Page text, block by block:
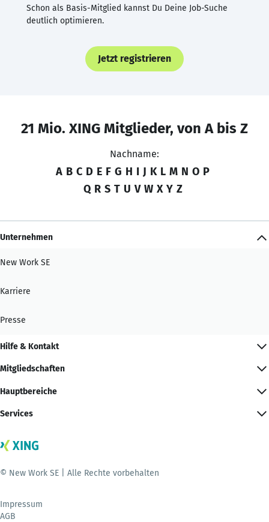
Schon als Basis-Mitglied kannst Du Deine Job-Suche
deutlich optimieren.
Jetzt registrieren
21 Mio. XING Mitglieder, von A bis Z
Nachname:
A B C D E F G H I J K L M N O P
Q R S T U V W X Y Z
Unternehmen
New Work SE
Karriere
Presse
Hilfe & Kontakt
Mitgliedschaften
Hauptbereiche
Services
© New Work SE | Alle Rechte vorbehalten
Impressum
AGB